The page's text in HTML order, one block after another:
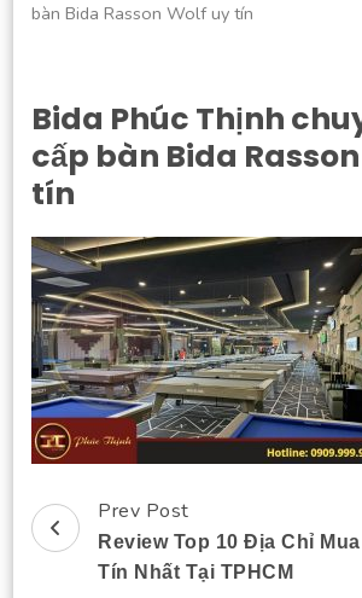
bàn Bida Rasson Wolf uy tín
Bida Phúc Thịnh
cấp bàn Bida
tín
Post
Navigation
Prev Post
Review Top 10 Địa Chỉ
Tín Nhất Tại TPHCM